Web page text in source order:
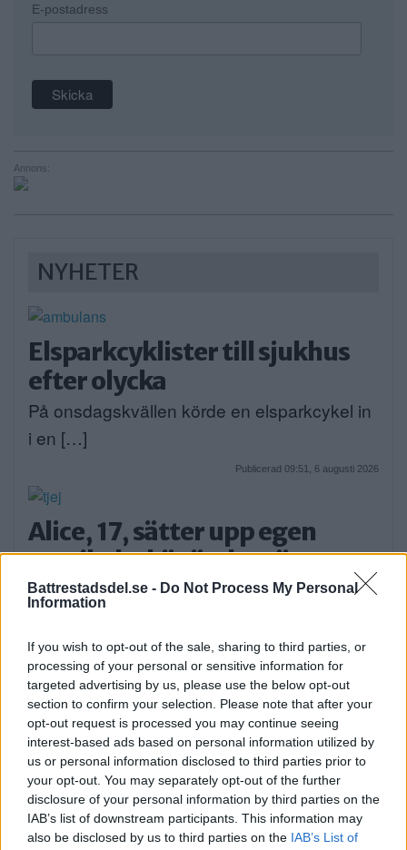
Battrestadsdel.se - Do Not Process My Personal
Information
If you wish to opt-out of the sale, sharing to third parties, or
processing of your personal or sensitive information for
targeted advertising by us, please use the below opt-out
section to confirm your selection. Please note that after your
opt-out request is processed you may continue seeing
interest-based ads based on personal information utilized by
us or personal information disclosed to third parties prior to
your opt-out. You may separately opt-out of the further
disclosure of your personal information by third parties on the
IAB’s list of downstream participants. This information may
also be disclosed by us to third parties on the IAB’s List of
E-postadress
Annons:
NYHETER
Elsparkcyklister till sjukhus
efter olycka
På onsdagskvällen körde en elsparkcykel in
i en […]
Publicerad 09:51, 6 augusti 2026
Alice, 17, sätter upp egen
musikal – här är de största
utmaningarna
Publicerad 16:16, 5 augusti 2026
Bilist körde på vuxen och barn
på cykel
På måndagskvällen blev två personer som
färdades på […]
Publicerad 08:58, 4 augusti 2026